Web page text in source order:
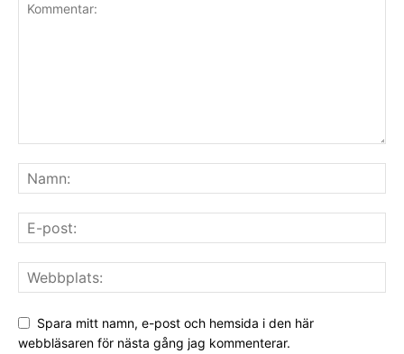
Spara mitt namn, e-post och hemsida i den här
webbläsaren för nästa gång jag kommenterar.